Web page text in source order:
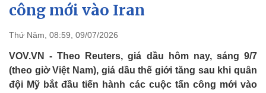
Quốc hội
Nhận diện sự thật
công mới vào Iran
Thứ Năm, 08:59, 09/07/2026
VOV.VN - Theo Reuters, giá dầu hôm nay, sáng 9/7
(theo giờ Việt Nam), giá dầu thế giới tăng sau khi quân
đội Mỹ bắt đầu tiến hành các cuộc tấn công mới vào